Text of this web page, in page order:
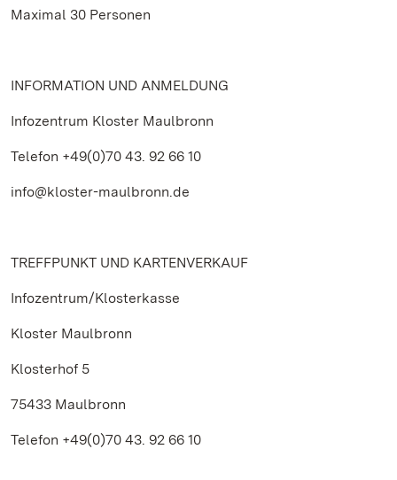
Maximal 30 Personen
INFORMATION UND ANMELDUNG
Infozentrum Kloster Maulbronn
Telefon +49(0)70 43. 92 66 10
info@kloster-maulbronn.de
TREFFPUNKT UND KARTENVERKAUF
Infozentrum/Klosterkasse
Kloster Maulbronn
Klosterhof 5
75433 Maulbronn
Telefon +49(0)70 43. 92 66 10